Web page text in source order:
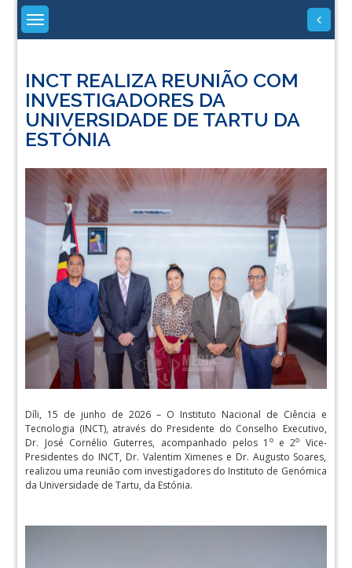
Skip
content
INCT REALIZA REUNIÃO COM
INVESTIGADORES DA
UNIVERSIDADE DE TARTU DA
ESTÓNIA
Díli, 15 de junho de 2026 – O Instituto Nacional de Ciência e
Tecnologia (INCT), através do Presidente do Conselho Executivo,
Dr. José Cornélio Guterres, acompanhado pelos 1 oe 2o
Vice-
Presidentes do INCT, Dr. Valentim Ximenes e Dr. Augusto Soares,
realizou uma reunião com investigadores do Instituto de Genómica
da Universidade de Tartu, da Estónia.